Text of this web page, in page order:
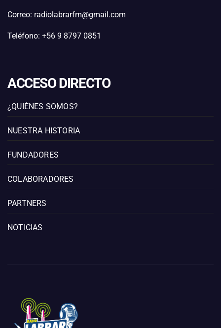
Correo: radiolabrarfm@gmail.com
Teléfono: +56 9 8797 0851
ACCESO DIRECTO
¿QUIÉNES SOMOS?
NUESTRA HISTORIA
FUNDADORES
COLABORADORES
PARTNERS
NOTICIAS